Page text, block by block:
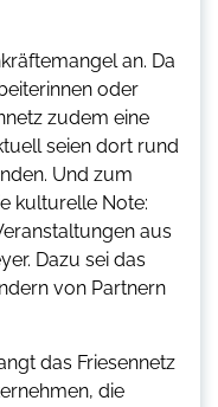
an. Da
oder
zudem eine
seien dort rund
Und zum
kulturelle Note:
aus
Dazu sei das
von Partnern
das Friesennetz
die